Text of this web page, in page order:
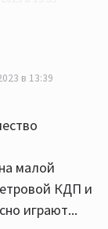
претензию :)
в 13:39
малой
КДП и
играют...